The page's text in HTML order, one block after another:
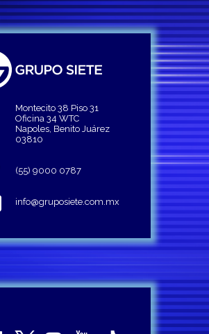
Montecito 38 Piso 31
Oficina 34 WTC
Napoles, Benito Juárez
03810
(55) 9000 0787
info@gruposiete.com.mx